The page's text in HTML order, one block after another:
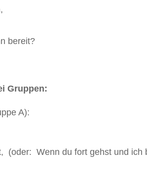
bereit?
Gruppen:
A):
(oder: Wenn du fort gehst und ich